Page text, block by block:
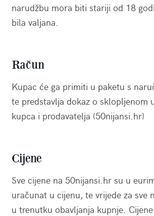
narudžbu mora biti stariji od 18
bila valjana.
Račun
Kupac će ga primiti u paketu s
te predstavlja dokaz o sklopljenom
kupca i prodavatelja (50nijansi.hr)
Cijene
Sve cijene na 50nijansi.hr su u
uračunat u cijenu, te vrijede za sve
u trenutku obavljanja kupnje.